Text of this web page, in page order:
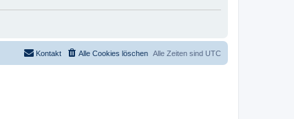
Alle Zeiten sind UTC
Alle Cookies löschen
Kontakt